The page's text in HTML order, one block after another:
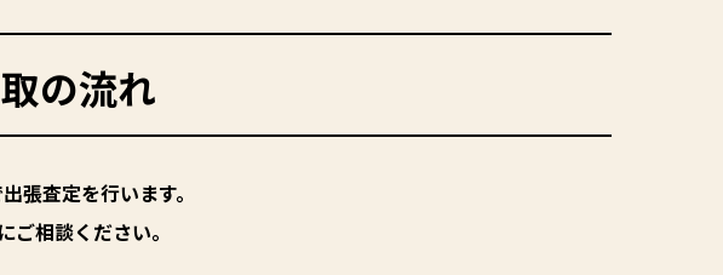
の流れ
張査定を行います。
相談ください。